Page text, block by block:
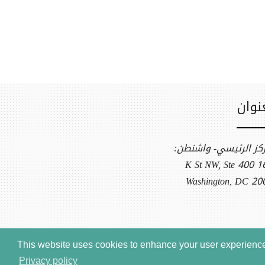
This website uses cookies to enhance your user
Privacy policy
الرئيسي- واشنطن:
Washington, DC